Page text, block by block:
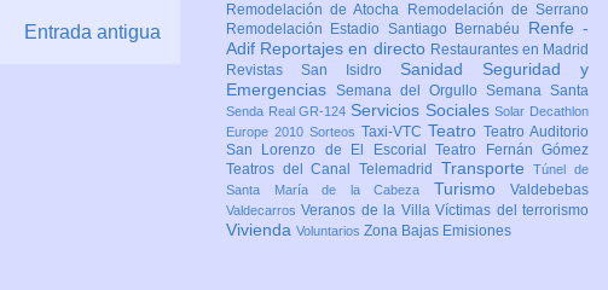
Entrada antigua
Remodelación de Atocha
Remodelación de Serrano
Remodelación Estadio Santiago Bernabéu Renfe -
Adif Reportajes en directo Restaurantes en Madrid
Revistas San Isidro Sanidad Seguridad y
Emergencias Semana del Orgullo Semana Santa
Senda Real GR-124 Servicios SocialesSolar Decathlon
Europe 2010 Sorteos Taxi-VTC Teatro Teatro Auditorio
San Lorenzo de El EscorialTeatro Fernán Gómez
Teatros del Canal Telemadrid TransporteTúnel de
Santa María de la Cabeza Turismo Valdebebas
ValdecarrosVeranos de la VillaVíctimas del terrorismo
Vivienda Voluntarios Zona Bajas Emisiones